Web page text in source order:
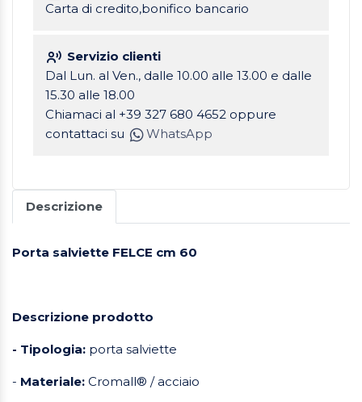
Carta di credito,bonifico bancario
Servizio clienti
Dal Lun. al Ven., dalle 10.00 alle 13.00 e dalle
15.30 alle 18.00
Chiamaci al +39 327 680 4652 oppure
contattaci su
WhatsApp
Descrizione
Porta salviette FELCE cm 60
Descrizione prodotto
- Tipologia: porta salviette
- Materiale: Cromall® / acciaio